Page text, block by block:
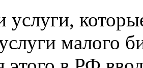
услуги,
малого